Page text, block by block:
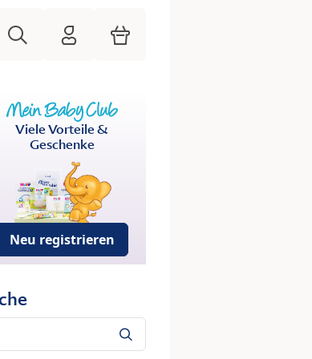
HiPP Mein Babyclub
Warenkorb
Viele Vorteile &
Geschenke
Neu registrieren